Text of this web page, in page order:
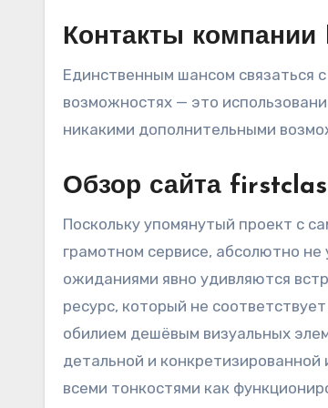
Контакты компании
Единственным шансом связаться
возможностях — это
никакими дополнительными
Обзор сайта
Поскольку упомянутый проект с
грамотном сервисе, абсолютно
ожиданиями явно удивляются
ресурс, который не
обилием дешёвым визуальных
детальной и
всеми тонкостями как